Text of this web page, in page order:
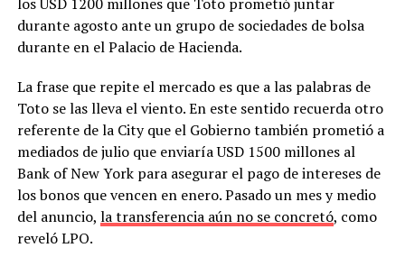
durante agosto ante un grupo de sociedades de bolsa
durante en el Palacio de Hacienda.
La frase que repite el mercado es que a las palabras de
Toto se las lleva el viento. En este sentido recuerda otro
referente de la City que el Gobierno también prometió a
mediados de julio que enviaría USD 1500 millones al
Bank of New York para asegurar el pago de intereses de
los bonos que vencen en enero. Pasado un mes y medio
del anuncio, la transferencia aún no se concretó, como
reveló LPO.